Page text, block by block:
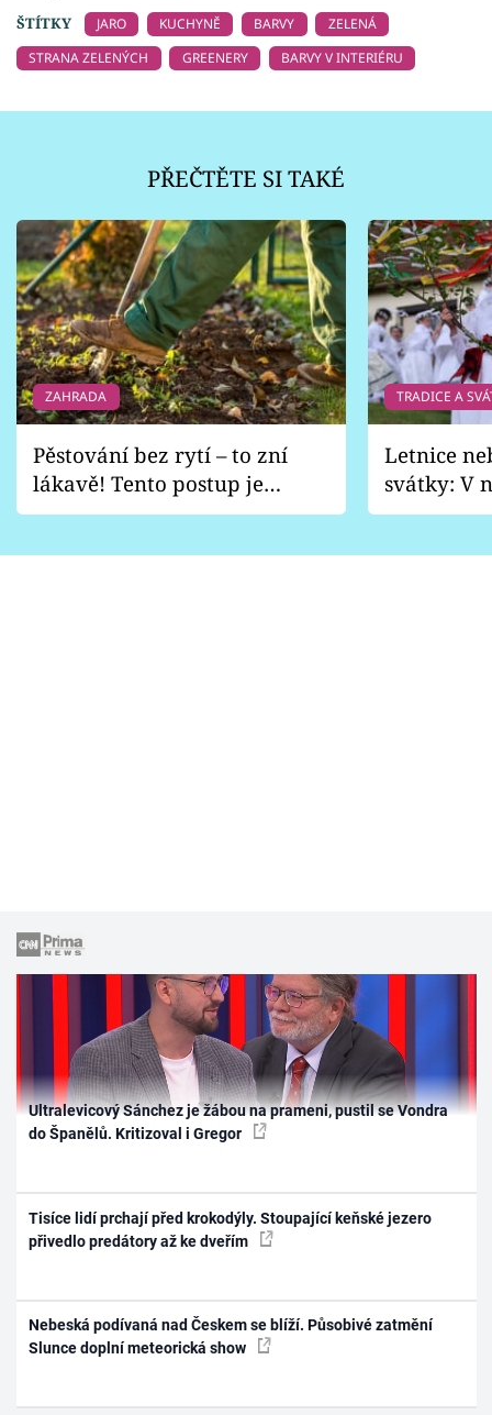
ŠTÍTKY
JARO KUCHYNĚ BARVY
ZELENÁ
STRANA ZELENÝCH
GREENERY BARVY V INTERIÉRU
PŘEČTĚTE SI TAKÉ
ZAHRADA
Pěstování bez rytí – to zní
lákavě! Tento postup je
vhodný jen pro některé
TRADICE A
Letnice
svátky: V
pondělí
Ultralevicový Sánchez je žábou na prameni, pustil se Vondra
do Španělů. Kritizoval i Gregor
Tisíce lidí prchají před krokodýly. Stoupající keňské jezero
přivedlo predátory až ke dveřím
Nebeská podívaná nad Českem se blíží. Působivé zatmění
Slunce doplní meteorická show